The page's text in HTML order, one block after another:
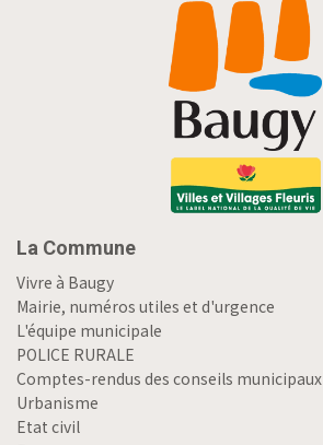
La Commune
Vivre à Baugy
Mairie, numéros utiles et d'urgence
L'équipe municipale
POLICE RURALE
Comptes-rendus des conseils municipaux
Urbanisme
Etat civil